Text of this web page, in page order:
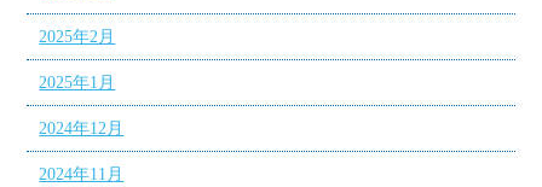
2025年2月
2025年1月
2024年12月
2024年11月